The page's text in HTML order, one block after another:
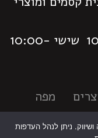
שעות פתיחה: א-ה 10:00-19:00 שישי 10:00-
מפה
צור קשר
ניתן לנהל העדפות